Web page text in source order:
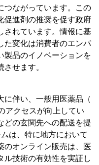
つながっています。この
促進剤の推奨を促す政府
されています。情報に基
た変化は消費者のエンパ
製品のイノベーションを
せます。
に伴い、一般用医薬品（
アクセスが向上してい
どの玄関先への配送を提
は、特に地方において
のオンライン販売は、医
ル技術の有効性を実証し